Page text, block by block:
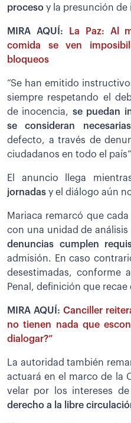
proceso y la presunción de
MIRA AQUÍ:
La Paz: Al
comida se ven
bloqueos
“Se han emitido
siempre respetando el
de inocencia, se puedan
se consideran
defecto, a través de
ciudadanos en todo el
El anuncio llega
jornadas y el diálogo aún
Mariaca remarcó que
con una unidad de análisis
denuncias cumplen
admisión. En caso
desestimadas, conforme
Penal, definición que
MIRA AQUÍ:Canciller
no tienen nada que
dialogar?”
La autoridad también
actuará en el marco de la
velar por los intereses
derecho a la libre